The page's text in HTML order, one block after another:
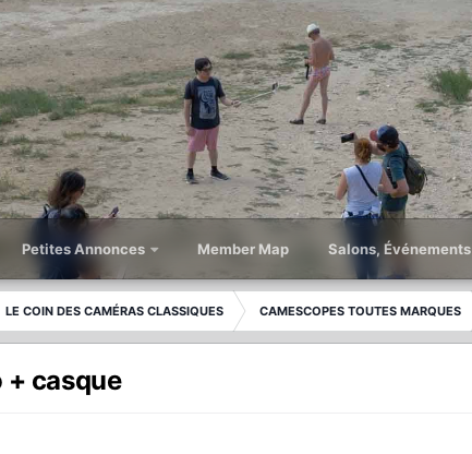
Petites Annonces Member Map Salons, Événements
LE COIN DES CAMÉRAS CLASSIQUES CAMESCOPES TOUTES MARQUES
+ casque